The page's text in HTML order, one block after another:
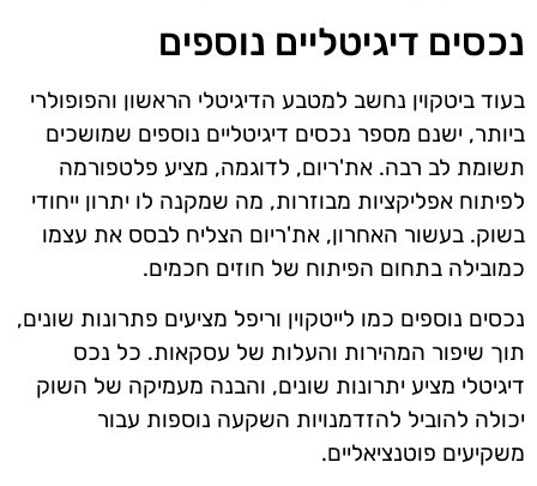
נכסים דיגיטליים נוספים
בעוד ביטקוין נחשב למטבע הדיגיטלי הראשון והפופולרי
ביותר, ישנם מספר נכסים דיגיטליים נוספים שמושכים
תשומת לב רבה. את'ריום, לדוגמה, מציע פלטפורמה
לפיתוח אפליקציות מבוזרות, מה שמקנה לו יתרון ייחודי
בשוק. בעשור האחרון, את'ריום הצליח לבסס את עצמו
כמובילה בתחום הפיתוח של חוזים חכמים.
נכסים נוספים כמו לייטקוין וריפל מציעים פתרונות שונים,
תוך שיפור המהירות והעלות של עסקאות. כל נכס
דיגיטלי מציע יתרונות שונים, והבנה מעמיקה של השוק
יכולה להוביל להזדמנויות השקעה נוספות עבור
משקיעים פוטנציאליים.